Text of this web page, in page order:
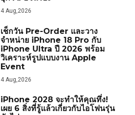
4 Aug,2026
เช็กวัน Pre-Order และวาง
จำหน่าย iPhone 18 Pro กับ
iPhone Ultra ปี 2026 พร้อม
วิเคราะห์รูปแบบงาน Apple
Event
4 Aug,2026
iPhone 2028 จะทำให้คุณทึ่ง!
เผย 6 สิ่งที่รู้แล้วเกี่ยวกับไอโฟนรุ่น